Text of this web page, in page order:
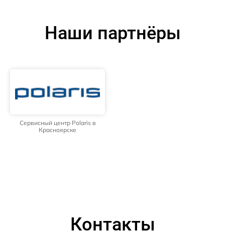
Наши партнёры
Сервисный центр Polaris в
Красноярске
Контакты